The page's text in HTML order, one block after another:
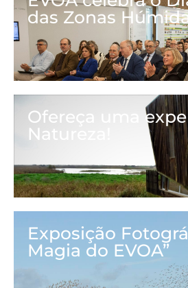
das Zonas
Ofereça uma
Natureza!
Exposição
Magia do EVOA”